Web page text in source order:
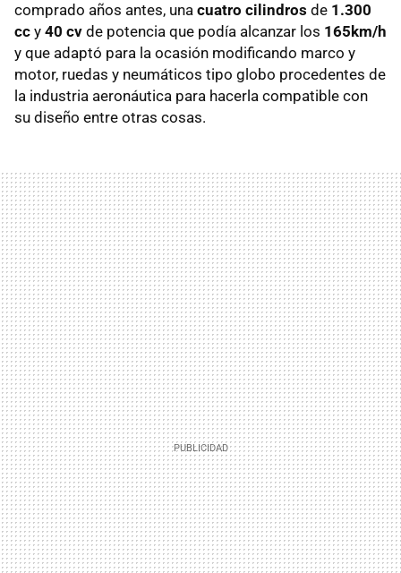
comprado años antes, una cuatro cilindros de 1.300
cc y 40 cv de potencia que podía alcanzar los 165km/h
y que adaptó para la ocasión modificando marco y
motor, ruedas y neumáticos tipo globo procedentes de
la industria aeronáutica para hacerla compatible con
su diseño entre otras cosas.